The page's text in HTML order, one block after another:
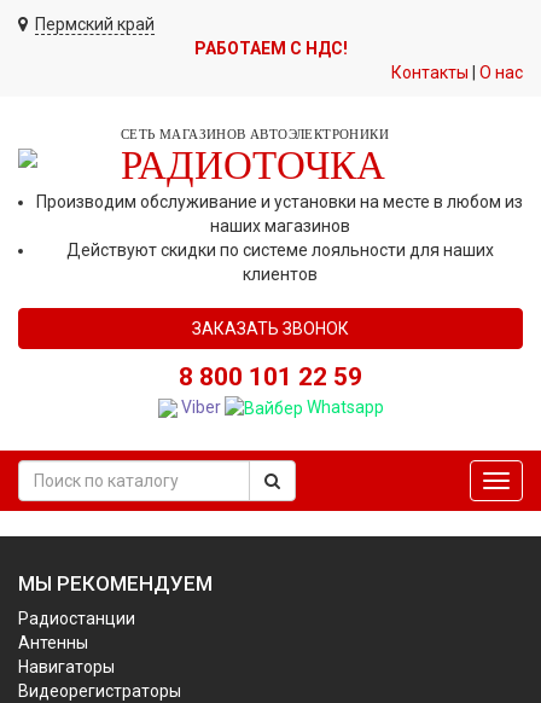
Пермский край
РАБОТАЕМ С НДС!
Контакты
О нас
СЕТЬ МАГАЗИНОВ АВТОЭЛЕКТРОНИКИ
РАДИОТОЧКА
Производим обслуживание и установки на месте в любом из
наших магазинов
Действуют скидки по системе лояльности для наших
клиентов
ЗАКАЗАТЬ ЗВОНОК
8 800 101 22 59
Viber Whatsapp
МЫ РЕКОМЕНДУЕМ
Радиостанции
Антенны
Навигаторы
Видеорегистраторы